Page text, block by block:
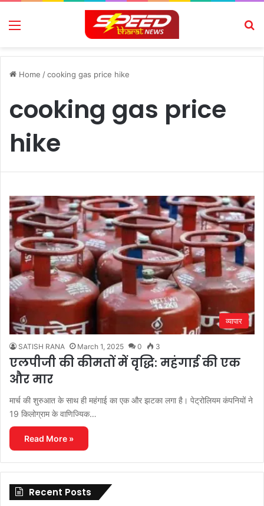
Menu
Home /cooking gas price hike
cooking gas price
hike
व्यापार
SATISH RANA March 1, 2025 0 3
एलपीजी की कीमतों में वृद्धि: महंगाई की एक
और मार
मार्च की शुरुआत के साथ ही महंगाई का एक और झटका लगा है। पेट्रोलियम कंपनियों ने
19 किलोग्राम के वाणिज्यिक…
Read More »
Recent Posts